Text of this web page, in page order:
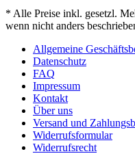
* Alle Preise inkl. gesetzl.
wenn nicht anders
Allgemeine
Datenschutz
FAQ
Impressum
Kontakt
Über uns
Versand und
Widerrufsformular
Widerrufsrecht